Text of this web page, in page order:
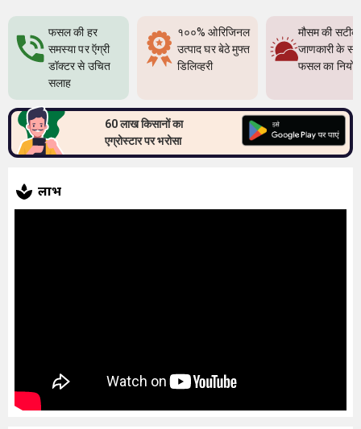
फसल की हर
समस्या पर ऍग्री
डॉक्टर से उचित
सलाह
१००% ओरिजिनल
उत्पाद घर बेठे मुफ्त
डिलिव्हरी
मौसम की सटीक
जाणकारी के
फसल का
60 लाख किसानों का
एग्रोस्टार पर भरोसा
लाभ